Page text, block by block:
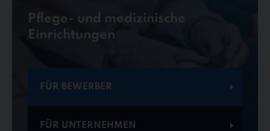
Pflege- und medizinische
Einrichtungen
FÜR BEWERBER
FÜR UNTERNEHMEN